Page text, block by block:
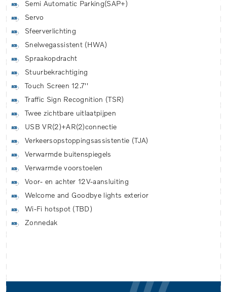
Semi Automatic Parking(SAP+)
Servo
Sfeerverlichting
Snelwegassistent (HWA)
Spraakopdracht
Stuurbekrachtiging
Touch Screen 12.7''
Traffic Sign Recognition (TSR)
Twee zichtbare uitlaatpijpen
USB VR(2)+AR(2)connectie
Verkeersopstoppingsassistentie (TJA)
Verwarmde buitenspiegels
Verwarmde voorstoelen
Voor- en achter 12V-aansluiting
Welcome and Goodbye lights exterior
Wi-Fi hotspot (TBD)
Zonnedak